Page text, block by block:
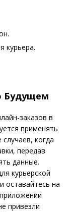
курьера.
Будущем
заказов в
применять
когда
передав
данные.
курьерской
оставайтесь на
привезли